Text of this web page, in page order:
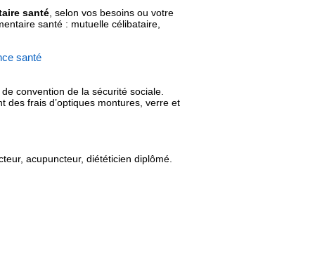
santé , selon vos besoins ou votre
santé : mutuelle célibataire,
santé
convention de la sécurité sociale.
des frais d’optiques montures, verre et
acupuncteur, diététicien diplômé.